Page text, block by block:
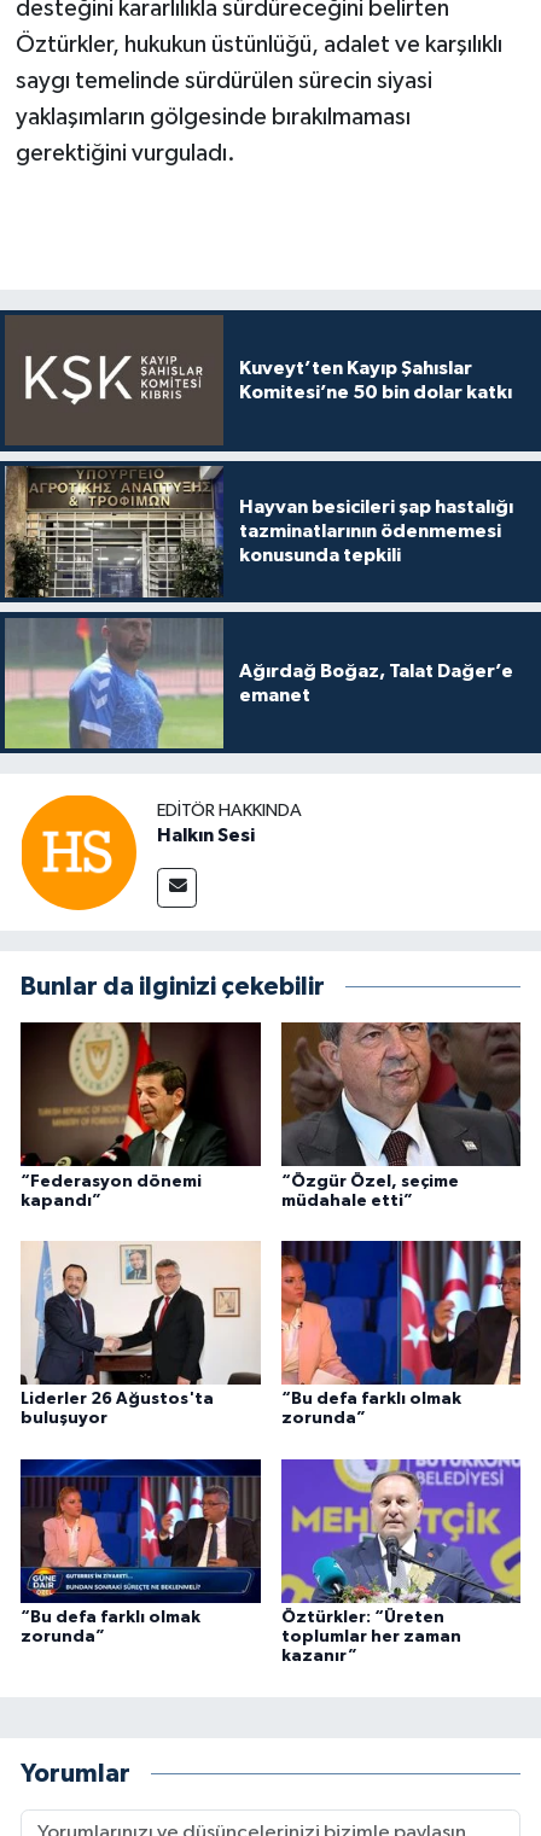
desteğini kararlılıkla sürdüreceğini belirten
Öztürkler, hukukun üstünlüğü, adalet ve karşılıklı
saygı temelinde sürdürülen sürecin siyasi
yaklaşımların gölgesinde bırakılmaması
gerektiğini vurguladı.
Kuveyt’ten Kayıp Şahıslar
Komitesi’ne 50 bin dolar katkı
Hayvan besicileri şap hastalığı
tazminatlarının ödenmemesi
konusunda tepkili
Ağırdağ Boğaz, Talat Dağer’e
emanet
EDITÖR HAKKINDA
Halkın Sesi
Bunlar da ilginizi çekebilir
“Federasyon dönemi
kapandı”
“Özgür Özel, seçime
müdahale etti”
Liderler 26 Ağustos'ta
buluşuyor
“Bu defa farklı olmak
zorunda”
“Bu defa farklı olmak
zorunda”
Öztürkler: “Üreten
toplumlar her zaman
kazanır”
Yorumlar